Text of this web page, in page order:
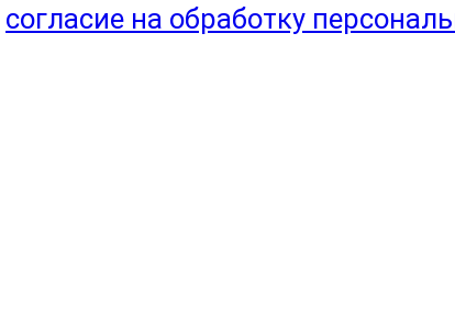
согласие на обработку